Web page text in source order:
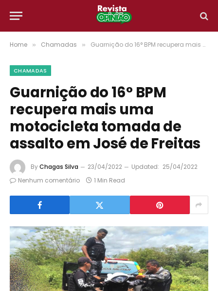
Home » Chamadas » Guarnição do 16° BPM recupera mais uma motocicleta tomada de assalto em José de Freitas
CHAMADAS
Guarnição do 16° BPM
recupera mais uma
motocicleta tomada de
assalto em José de Freitas
ByChagas Silva 23/04/2022 Updated: 25/04/2022
Nenhum comentário
1 Min Read